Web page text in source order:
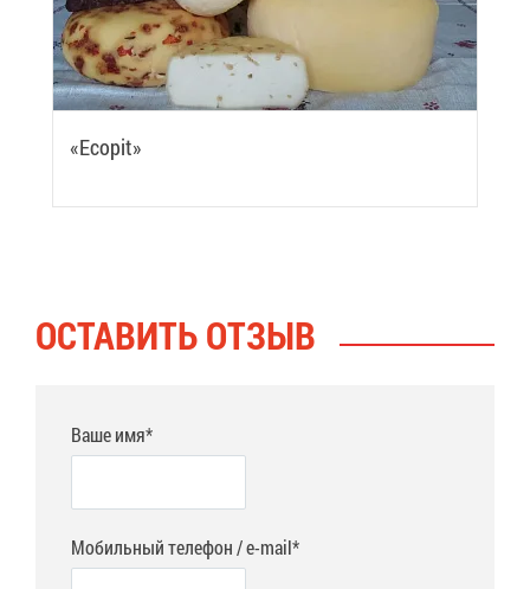
«Ecopit»
ОСТА­ВИТЬ ОТ­ЗЫВ
Ваше имя*
Мобильный телефон / e-mail*